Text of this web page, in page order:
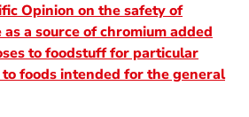
Opinion on the safety of
a source of chromium added
to foodstuff for particular
foods intended for the general